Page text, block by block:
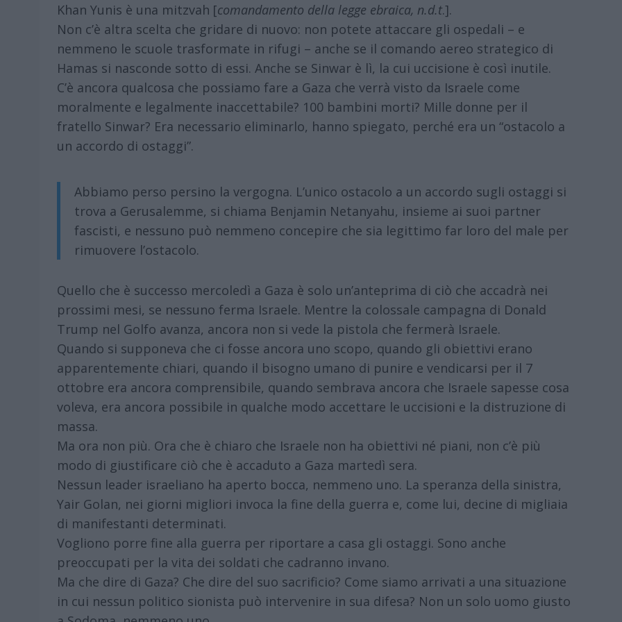
Khan Yunis è una mitzvah [comandamento della legge ebraica, n.d.t.].
Non c’è altra scelta che gridare di nuovo: non potete attaccare gli ospedali – e
nemmeno le scuole trasformate in rifugi – anche se il comando aereo strategico di
Hamas si nasconde sotto di essi. Anche se Sinwar è lì, la cui uccisione è così inutile.
C’è ancora qualcosa che possiamo fare a Gaza che verrà visto da Israele come
moralmente e legalmente inaccettabile? 100 bambini morti? Mille donne per il
fratello Sinwar? Era necessario eliminarlo, hanno spiegato, perché era un “ostacolo a
un accordo di ostaggi”.
Abbiamo perso persino la vergogna. L’unico ostacolo a un accordo sugli ostaggi si
trova a Gerusalemme, si chiama Benjamin Netanyahu, insieme ai suoi partner
fascisti, e nessuno può nemmeno concepire che sia legittimo far loro del male per
rimuovere l’ostacolo.
Quello che è successo mercoledì a Gaza è solo un’anteprima di ciò che accadrà nei
prossimi mesi, se nessuno ferma Israele. Mentre la colossale campagna di Donald
Trump nel Golfo avanza, ancora non si vede la pistola che fermerà Israele.
Quando si supponeva che ci fosse ancora uno scopo, quando gli obiettivi erano
apparentemente chiari, quando il bisogno umano di punire e vendicarsi per il 7
ottobre era ancora comprensibile, quando sembrava ancora che Israele sapesse cosa
voleva, era ancora possibile in qualche modo accettare le uccisioni e la distruzione di
massa.
Ma ora non più. Ora che è chiaro che Israele non ha obiettivi né piani, non c’è più
modo di giustificare ciò che è accaduto a Gaza martedì sera.
Nessun leader israeliano ha aperto bocca, nemmeno uno. La speranza della sinistra,
Yair Golan, nei giorni migliori invoca la fine della guerra e, come lui, decine di migliaia
di manifestanti determinati.
Vogliono porre fine alla guerra per riportare a casa gli ostaggi. Sono anche
preoccupati per la vita dei soldati che cadranno invano.
Ma che dire di Gaza? Che dire del suo sacrificio? Come siamo arrivati ​​a una situazione
in cui nessun politico sionista può intervenire in sua difesa? Non un solo uomo giusto